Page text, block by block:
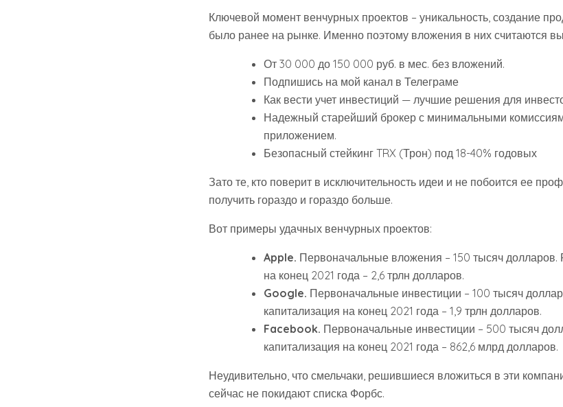
Ключевой момент венчурных проектов – уникальность, создание
было ранее на рынке. Именно поэтому вложения в них считаются
От 30 000 до 150 000 руб. в мес. без вложений.
Подпишись на мой канал в Телеграме
Как вести учет инвестиций — лучшие решения для
Надежный старейший брокер с минимальными
приложением.
Безопасный стейкинг TRX (Трон) под 18-40% годовых
Зато те, кто поверит в исключительность идеи и не побоится ее
получить гораздо и гораздо больше.
Вот примеры удачных венчурных проектов:
Apple. Первоначальные вложения – 150 тысяч долларов.
на конец 2021 года – 2,6 трлн долларов.
Google. Первоначальные инвестиции – 100 тысяч
капитализация на конец 2021 года – 1,9 трлн долларов.
Facebook. Первоначальные инвестиции – 500 тысяч
капитализация на конец 2021 года – 862,6 млрд долларов.
Неудивительно, что смельчаки, решившиеся вложиться в эти
сейчас не покидают списка Форбс.